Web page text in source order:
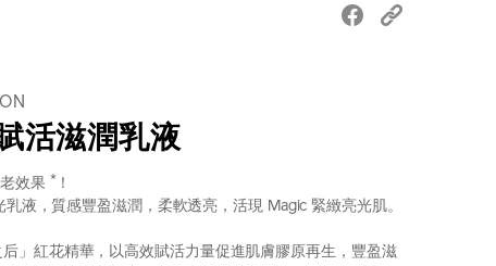
活滋潤乳液
效果 * ！
液，質感豐盈滋潤，柔軟透亮，活現 Magic 緊緻亮光肌。
」紅花精華，以高效賦活力量促進肌膚膠原再生，豐盈滋